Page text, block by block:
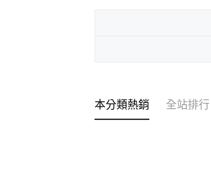
本分類熱銷 全站排行